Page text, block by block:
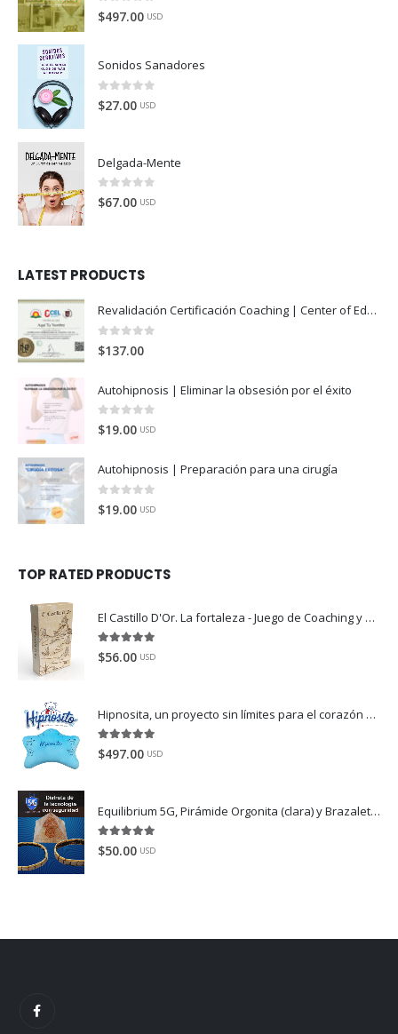
0 de 5
$497.00 USD
Sonidos Sanadores
0 de 5
$27.00 USD
Delgada-Mente
0 de 5
$67.00 USD
LATEST PRODUCTS
Revalidación Certificación Coaching | Center of Education and Leadership
0
$137.00
Autohipnosis | Eliminar la obsesión por el éxito
0 de 5
$19.00 USD
Autohipnosis | Preparación para una cirugía
0 de 5
$19.00 USD
TOP RATED PRODUCTS
El Castillo D'Or. La fortaleza - Juego de Coaching y Crecimiento Personal (A)
5.00 de 5
$56.00 USD
Hipnosita, un proyecto sin límites para el corazón
5.00de 5
$497.00 USD
Equilibrium 5G, Pirámide Orgonita (clara) y Brazaletes (color plata-oro).
5.00 de 5
$50.00 USD